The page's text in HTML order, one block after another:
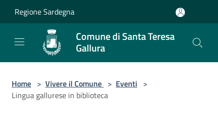
Regione Sardegna
Comune di Santa Teresa
Gallura
Home > Vivere il Comune > Eventi >
Lingua gallurese in biblioteca